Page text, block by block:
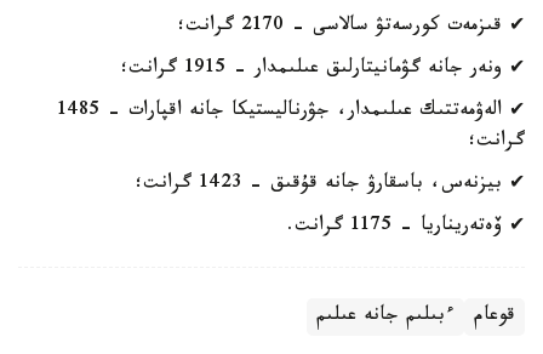
✔ قىزمەت كورسەتۋ سالاسى - 2170 گرانت؛
✔ ونەر جانە گۋمانيتارلىق عىلىمدار - 1915 گرانت؛
✔ الەۋمەتتىك عىلىمدار، جۋرناليستيكا جانە اقپارات - 1485
گرانت؛
✔ بيزنەس، باسقارۋ جانە قۇقىق - 1423 گرانت؛
✔ ۆەتەريناريا - 1175 گرانت.
قوعام ءبىلىم جانە عىلىم